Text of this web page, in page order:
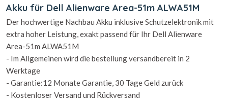
Akku für Dell Alienware Area-51m ALWA51M
Der hochwertige Nachbau Akku inklusive Schutzelektronik mit
extra hoher Leistung, exakt passend für Ihr Dell Alienware
Area-51m ALWA51M
- Im Allgemeinen wird die bestellung versandbereit in 2
Werktage
- Garantie:12 Monate Garantie, 30 Tage Geld zurück
- Kostenloser Versand und Rückversand